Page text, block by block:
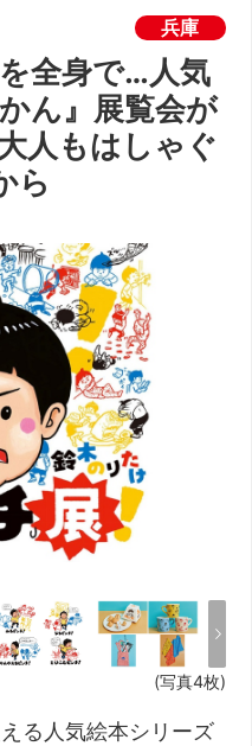
兵庫
全身で…人気
ん』展覧会が
人もはしゃぐ
ら
(写真4枚)
る人気絵本シリーズ